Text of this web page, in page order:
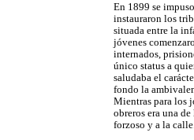
En 1899 se
instauraron los
situada entre la
jóvenes
internados,
único status a
saludaba el
fondo la
Mientras para los
obreros era una
forzoso y a la calle.